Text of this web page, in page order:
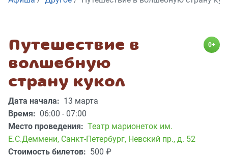
Путешествие в
волшебную
страну кукол
0+
Дата начала: 13 марта
Время: 06:00 - 07:00
Место проведения: Театр марионеток им.
Е.С.Деммени, Санкт-Петербург, Невский пр., д. 52
Стоимость билетов: 500 ₽